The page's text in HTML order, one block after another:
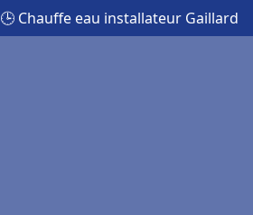
🕒 Chauffe eau installateur Gaillard